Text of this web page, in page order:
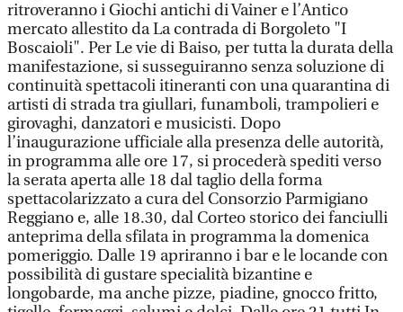
ritroveranno i Giochi antichi di Vainer e l’Antico
mercato allestito da La contrada di Borgoleto "I
Boscaioli". Per Le vie di Baiso, per tutta la durata della
manifestazione, si susseguiranno senza soluzione di
continuità spettacoli itineranti con una quarantina di
artisti di strada tra giullari, funamboli, trampolieri e
girovaghi, danzatori e musicisti. Dopo
l’inaugurazione ufficiale alla presenza delle autorità,
in programma alle ore 17, si procederà spediti verso
la serata aperta alle 18 dal taglio della forma
spettacolarizzato a cura del Consorzio Parmigiano
Reggiano e, alle 18.30, dal Corteo storico dei fanciulli
anteprima della sfilata in programma la domenica
pomeriggio. Dalle 19 apriranno i bar e le locande con
possibilità di gustare specialità bizantine e
longobarde, ma anche pizze, piadine, gnocco fritto,